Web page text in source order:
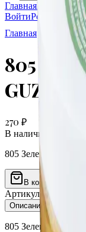
ГлавнаяКаталог
ВойтиРегистрация
Главная
Каталог
805
270 ₽
В наличии
805 Зеленый
В корзину
Артикул MK-0191
Описание
805 Зеленый